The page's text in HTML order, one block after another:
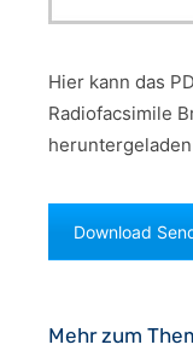
Hier kann das
Radiofacsimile
Download
Mehr zum